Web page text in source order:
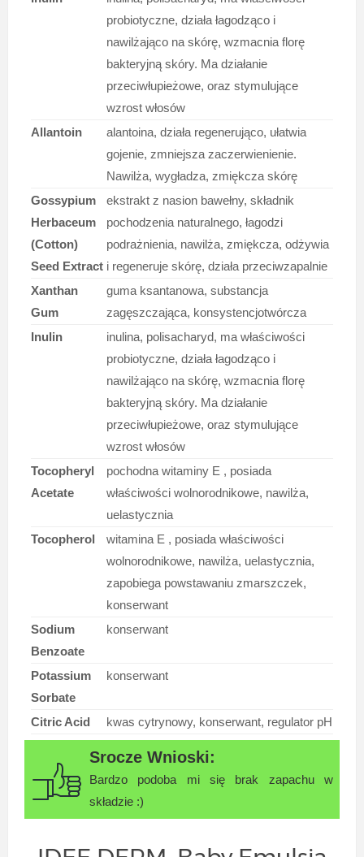
probiotyczne, działa łagodząco i
nawilżająco na skórę, wzmacnia florę
bakteryjną skóry. Ma działanie
przeciwłupieżowe, oraz stymulujące
wzrost włosów
Allantoin
alantoina, działa regenerująco, ułatwia
gojenie, zmniejsza zaczerwienienie.
Nawilża, wygładza, zmiękcza skórę
Gossypium
Herbaceum
(Cotton)
Seed Extract
ekstrakt z nasion bawełny, składnik
pochodzenia naturalnego, łagodzi
podrażnienia, nawilża, zmiękcza, odżywia
i regeneruje skórę, działa przeciwzapalnie
Xanthan
Gum
guma ksantanowa, substancja
zagęszczająca, konsystencjotwórcza
Inulin
inulina, polisacharyd, ma właściwości
probiotyczne, działa łagodząco i
nawilżająco na skórę, wzmacnia florę
bakteryjną skóry. Ma działanie
przeciwłupieżowe, oraz stymulujące
wzrost włosów
Tocopheryl
Acetate
pochodna witaminy E , posiada
właściwości wolnorodnikowe, nawilża,
uelastycznia
Tocopherol
witamina E , posiada właściwości
wolnorodnikowe, nawilża, uelastycznia,
zapobiega powstawaniu zmarszczek,
konserwant
Sodium
Benzoate
konserwant
Potassium
Sorbate
konserwant
Citric Acid kwas cytrynowy, konserwant, regulator pH
Bardzo podoba mi się brak zapachu w
składzie :)